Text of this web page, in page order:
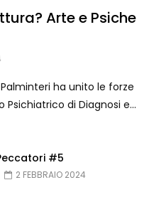
di Laura
0.9K 3
#5
Arte e Psiche
ha unito le forze
di Diagnosi e...
#5
2 FEBBRAIO 2024